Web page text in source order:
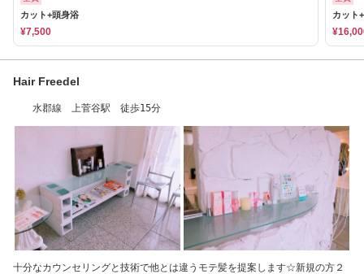
カット+頭身浴
¥7,500
カット
Hair Freedel
水郡線 上菅谷駅 徒歩15分
十分なカウンセリングと技術で他とは違うモテ髪を提案します☆新規の方２